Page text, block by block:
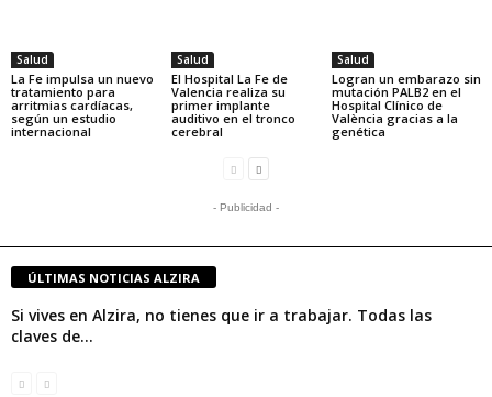
Salud
La Fe impulsa un nuevo
tratamiento para
arritmias cardíacas,
según un estudio
internacional
Salud
El Hospital La Fe de
Valencia realiza su
primer implante
auditivo en el tronco
cerebral
Salud
Logran un embarazo sin
mutación PALB2 en el
Hospital Clínico de
València gracias a la
genética
- Publicidad -
ÚLTIMAS NOTICIAS ALZIRA
Si vives en Alzira, no tienes que ir a trabajar. Todas las
claves de...